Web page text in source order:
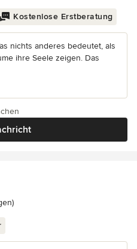
Kostenlose Erstberatung
nichts anderes bedeutet, als
ihre Seele zeigen. Das
von 5 Sternen